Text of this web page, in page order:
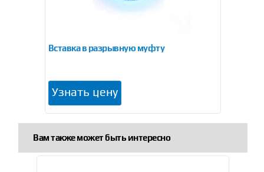
Вставка в разрывную муфту
Узнать цену
Вам также может быть интересно